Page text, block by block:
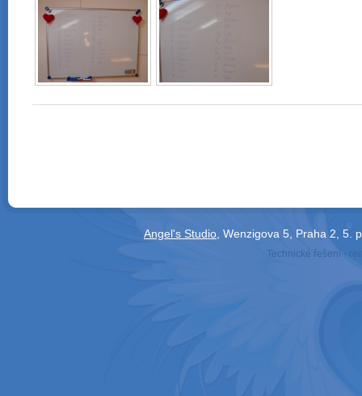
Angel's Studio , Wenzigova 5, Praha 2,
Technické řešení -